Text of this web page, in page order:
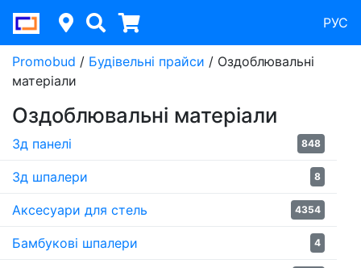
РУС
Promobud / Будівельні прайси / Оздоблювальні
матеріали
Оздоблювальні матеріали
3д панелі 848
3д шпалери 8
Аксесуари для стель 4354
Бамбукові шпалери 4